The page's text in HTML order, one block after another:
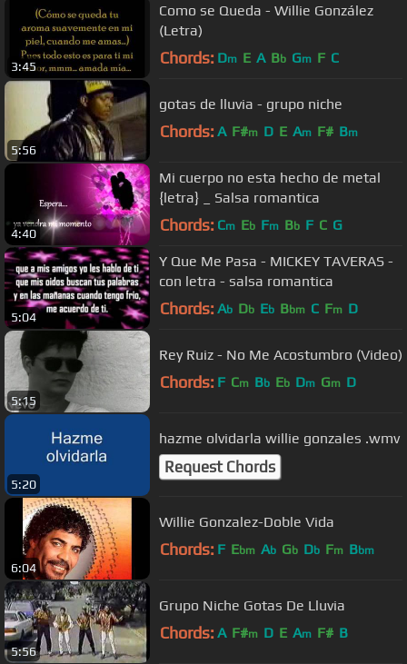
3:45
Como se Queda - Willie González
(Letra)
Chords: Dm E A Bb Gm F C
5:56
gotas de lluvia - grupo niche
Chords: A F#m D E Am F# Bm
4:40
Mi cuerpo no esta hecho de metal
{letra} _ Salsa romantica
Chords: Cm Eb Fm Bb F C G
5:04
Y Que Me Pasa - MICKEY TAVERAS -
con letra - salsa romantica
Chords: Ab Db Eb Bbm C Fm D
5:15
Rey Ruiz - No Me Acostumbro (Video)
Chords: F Cm Bb Eb Dm Gm D
5:20
hazme olvidarla willie gonzales .wmv
Request Chords
6:04
Willie Gonzalez-Doble Vida
Chords: F Ebm Ab Gb Db Fm Bbm
5:56
Grupo Niche Gotas De Lluvia
Chords: A F#m D E Am F# B